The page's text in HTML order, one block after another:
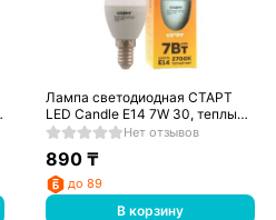
Лампа светодиодная СТАРТ
LED Candle E14 7W 30, теплый
/10/100
Нет отзывов
890 ₸
до 89
В корзину